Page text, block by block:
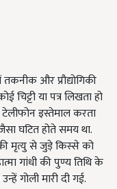
और प्रौद्योगिकी
या पत्र लिखता हो
इस्तेमाल करता
घटित होते समय था.
मृत्यु से जुड़े किस्से को
गांधी की पुण्य तिथि के
गोली मारी दी गई.